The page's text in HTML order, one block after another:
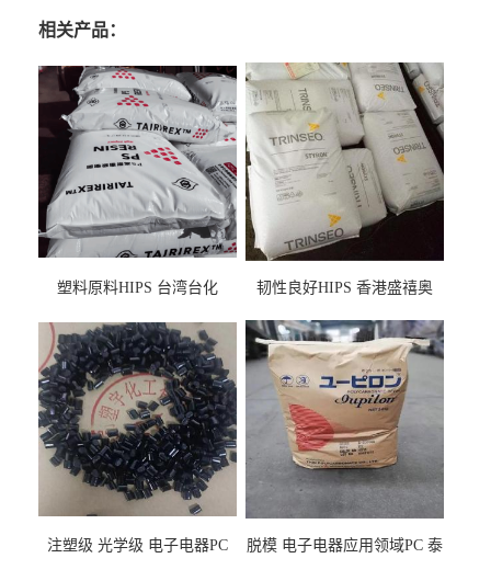
相关产品：
塑料原料HIPS 台湾台化
用料
韧性良好HIPS 香港盛禧奥
注塑级 光学级 电子电器PC
脱模 电子电器应用领域PC 泰